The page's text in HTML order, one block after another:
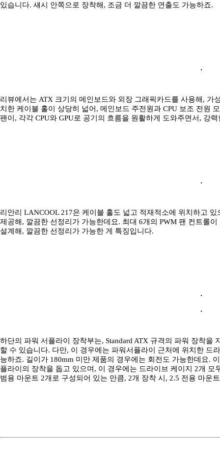
있습니다. 섀시 안쪽으로 장착해, 조금 더 깔끔한 연출도 가능하죠.
리뷰에서는 ATX 크기의 메인보드와 외장 그래픽카드를 사용해, 가
치한 케이블 홀이 상당히 넓어, 메인보드 주전원과 CPU 보조 전원
팬이, 각각 CPU와 GPU로 공기의 흐름을 원활하게 도와주면서, 강
리안리 LANCOOL 217은 케이블 홀도 넓고 적재적소에 위치하고
제공해, 깔끔한 선정리가 가능한데요. 최대 6개의 PWM 팬 컨트롤
설계해, 깔끔한 선정리가 가능한 게 특징입니다.
하단의 파워 서플라이 장착부는, Standard ATX 규격의 파워 장착을
할 수 있습니다. 다만, 이 경우에는 파워서플라이 근처에 위치한 드
능하죠. 길이가 180mm 미만 제품의 경우에는 회전도 가능한데요.
플라이의 장착을 돕고 있으며, 이 경우에는 드라이브 케이지 2개
범용 마운트 2개로 구성되어 있는 만큼, 2개 장착 시, 2.5 전용 마운